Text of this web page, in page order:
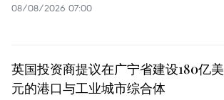
08/08/2026 07:00
英国投资商提议在广宁省建设180亿美
元的港口与工业城市综合体